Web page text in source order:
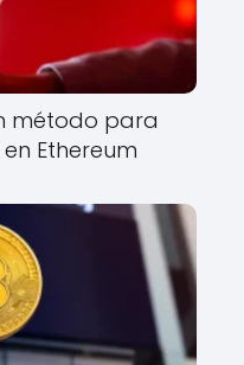
método para
Ethereum